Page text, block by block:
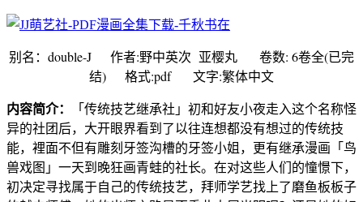
别名：double-J 作者:野中英次 亚樱丸 卷数: 6卷全(已完
结) 格式:pdf 文字:繁体中文
内容简介：
「传统技艺继承社」初和好友小夜走入这个名称怪
异的社团后，大开眼界看到了以往连想都没有想过的传统技
能，裡面不但有雕刻牙签沟槽的牙签小姐，更有继承漫画「鸟
兽戏图」一天到晚狂画青蛙的社长。在对这些人们的憧憬下，
初决定寻找属于自己的传统技艺，拜师学艺找上了磨鱼板板子